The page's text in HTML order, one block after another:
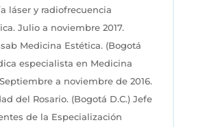
láser y radiofrecuencia
Julio a noviembre 2017.
Medicina Estética. (Bogotá
especialista en Medicina
a noviembre de 2016.
del Rosario. (Bogotá D.C.) Jefe
de la Especialización